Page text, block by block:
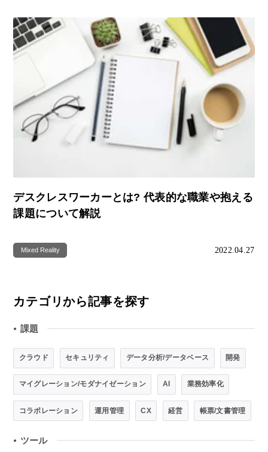
デスクレスワーカーとは? 代表的な職業や抱える
課題について解説
Mixed Reality 2022.04.27
カテゴリから記事を探す
● 課題
クラウド セキュリティ データ分析/データベース 開発
マイグレーション/モダナイゼーション AI 業務効率化
コラボレーション 運用管理 CX 経営 帳票/文書管理
● ツール